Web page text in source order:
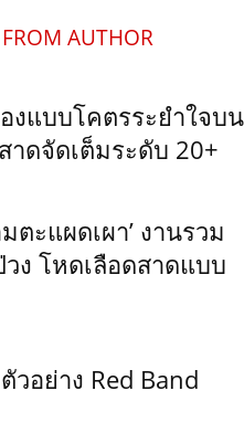
AUTHOR
งแบบโคตรระยำใจบน
าดจัดเต็มระดับ 20+
ตะแผดเผา’ งานรวม
ง โหดเลือดสาดแบบ
วอย่าง Red Band